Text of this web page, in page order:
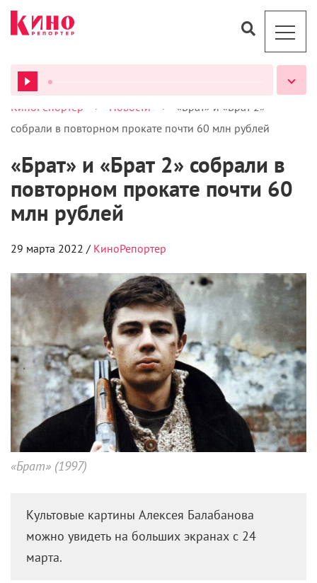
ВСЕ ПОДКАСТЫ
КиноРепортер > Новости >
«Брат» и «Брат 2»
собрали в повторном прокате почти 60 млн рублей
«Брат» и «Брат 2» собрали в
повторном прокате почти 60
млн рублей
29 марта 2022 / КиноРепортер
«Брат» (1997)
Культовые картины Алексея Балабанова
можно увидеть на больших экранах с 24
марта.